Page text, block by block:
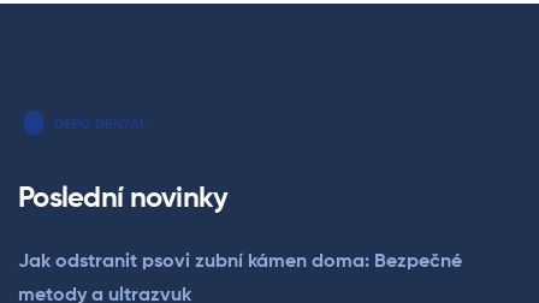
Poslední novinky
Jak odstranit psovi zubní kámen doma: Bezpečné
metody a ultrazvuk